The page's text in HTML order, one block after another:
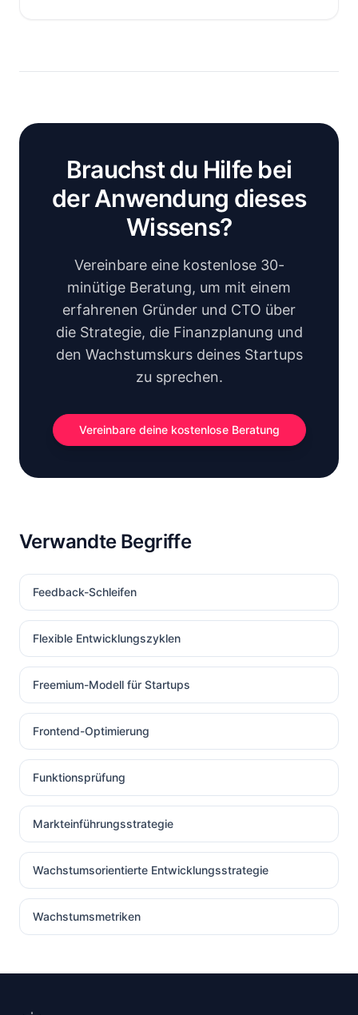
Brauchst du Hilfe bei
der Anwendung dieses
Wissens?
Vereinbare eine kostenlose 30-
minütige Beratung, um mit einem
erfahrenen Gründer und CTO über
die Strategie, die Finanzplanung und
den Wachstumskurs deines Startups
zu sprechen.
Vereinbare deine kostenlose Beratung
Verwandte Begriffe
Feedback-Schleifen
Flexible Entwicklungszyklen
Freemium-Modell für Startups
Frontend-Optimierung
Funktionsprüfung
Markteinführungsstrategie
Wachstumsorientierte Entwicklungsstrategie
Wachstumsmetriken